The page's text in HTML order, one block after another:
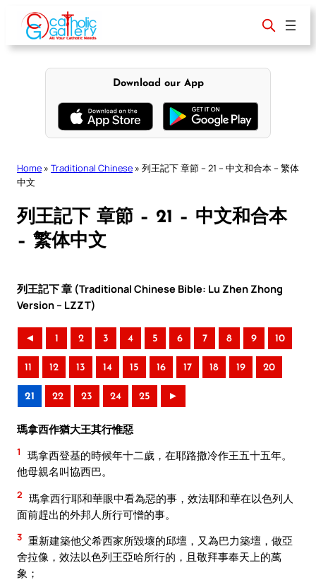
content
Download our App
Home » Traditional Chinese » 列王記下 章節 – 21 – 中文和合本 – 繁体
中文
列王記下 章節 – 21 – 中文和合本
– 繁体中文
列王記下 章 (Traditional Chinese Bible: Lu Zhen Zhong
Version – LZZT)
◄ 1 2 3 4 5 6 7 8 9 10
11 12 13 14 15 16 17 18 19 20
21 22 23 24 25 ►
瑪拿西作猶大王其行惟惡
1
瑪拿西登基的時候年十二歲，在耶路撒冷作王五十五年。
他母親名叫協西巴。
2 瑪拿西行耶和華眼中看為惡的事，效法耶和華在以色列人
面前趕出的外邦人所行可憎的事。
3 重新建築他父希西家所毀壞的邱壇，又為巴力築壇，做亞
舍拉像，效法以色列王亞哈所行的，且敬拜事奉天上的萬
象；